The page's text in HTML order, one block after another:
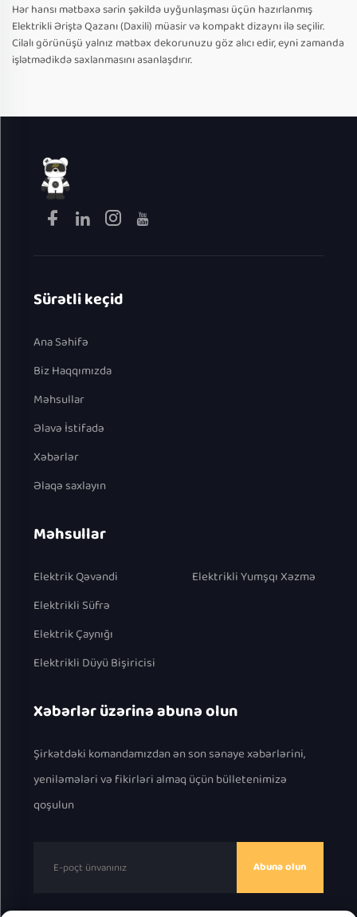
Hər hansı mətbəxə sərin şəkildə uyğunlaşması üçün hazırlanmış
Elektrikli Əriştə Qazanı (Daxili) müasir və kompakt dizaynı ilə seçilir.
Cilalı görünüşü yalnız mətbəx dekorunuzu göz alıcı edir, eyni zamanda
işlətmədikdə saxlanmasını asanlaşdırır.
Sürətli keçid
Ana Səhifə
Biz Haqqımızda
Məhsullar
Əlavə İstifadə
Xəbərlər
Əlaqə saxlayın
Məhsullar
Elektrik Qəvəndi
Elektrikli Süfrə
Elektrik Çaynığı
Elektrikli Düyü Bişiricisi
Elektrikli Yumşqı Xəzmə
Xəbərlər üzərinə abunə olun
Şirkətdəki komandamızdan ən son sənaye xəbərlərini,
yeniləmələri və fikirləri almaq üçün bülletenimizə
qoşulun
Abunə olun